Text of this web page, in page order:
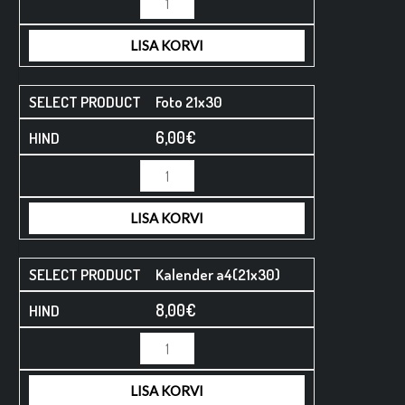
LISA KORVI
Foto 21x30
6,00€
LISA KORVI
Kalender a4(21x30)
8,00€
LISA KORVI